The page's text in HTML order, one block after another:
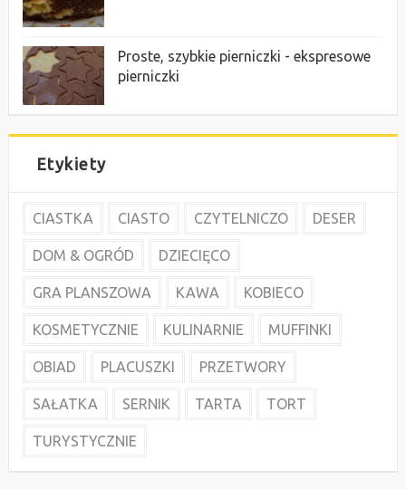
Proste, szybkie pierniczki - ekspresowe
pierniczki
Etykiety
CIASTKA CIASTO CZYTELNICZO DESER
DOM & OGRÓD DZIECIĘCO
GRA PLANSZOWA KAWA KOBIECO
KOSMETYCZNIE KULINARNIE MUFFINKI
OBIAD PLACUSZKI PRZETWORY
SAŁATKA SERNIK TARTA TORT
TURYSTYCZNIE